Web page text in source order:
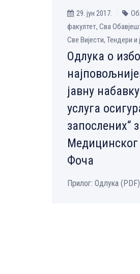
29. јун 2017.
факултет, Сва
Све Вијести, Тендери и
Одлука о
јавну
услуга
запослених“
Медицинског
Фоча
Прилог: Одлука